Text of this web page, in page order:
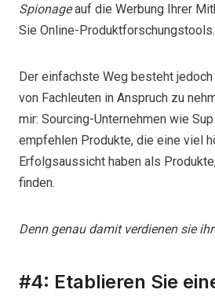
Spionageauf die Werbung Ihrer
Sie Online-Produktforschungstools.
Der einfachste Weg besteht
von Fachleuten in Anspruch zu
mir: Sourcing-Unternehmen wie
empfehlen Produkte, die eine viel
Erfolgsaussicht haben als
finden.
Denn genau damit verdienen sie
#4: Etablieren Sie